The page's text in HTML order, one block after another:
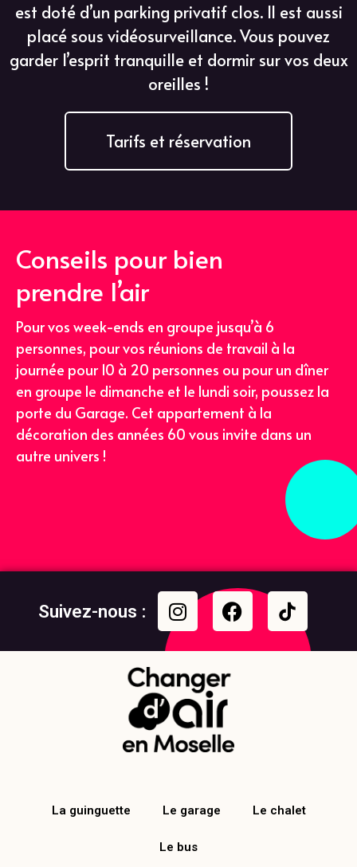
est doté d’un parking privatif clos. Il est aussi
placé sous vidéosurveillance. Vous pouvez
garder l’esprit tranquille et dormir sur vos deux
oreilles !
Tarifs et réservation
Conseils pour bien
prendre l’air
Pour vos week-ends en groupe jusqu’à 6
personnes, pour vos réunions de travail à la
journée pour 10 à 20 personnes ou pour un dîner
en groupe le dimanche et le lundi soir, poussez la
porte du Garage. Cet appartement à la
décoration des années 60 vous invite dans un
autre univers !
Suivez-nous :
La guinguette Le garage Le chalet
Le bus